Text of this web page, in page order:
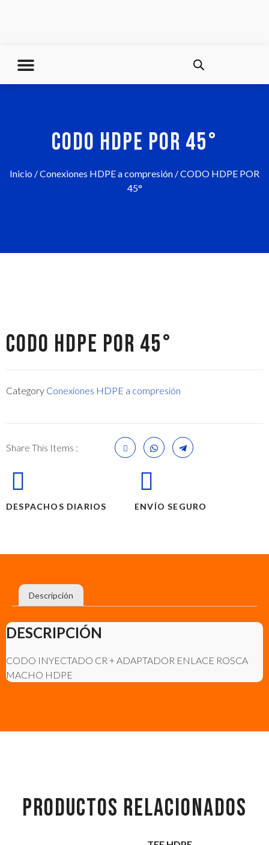
CODO HDPE POR 45°
Inicio /Conexiones HDPE a compresión / CODO HDPE POR
45°
CODO HDPE POR 45°
Category Conexiones HDPE a compresión
Share This Items :
DESPACHOS DIARIOS ENVÍO SEGURO
Descripción
DESCRIPCIÓN
CODO INYECTADO CR + ADAPTADOR ENLACE ROSCA
MACHO HDPE
PRODUCTOS RELACIONADOS